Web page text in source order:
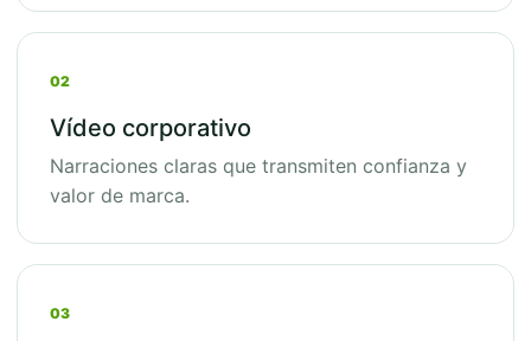
02
Vídeo corporativo
Narraciones claras que transmiten confianza y
valor de marca.
03